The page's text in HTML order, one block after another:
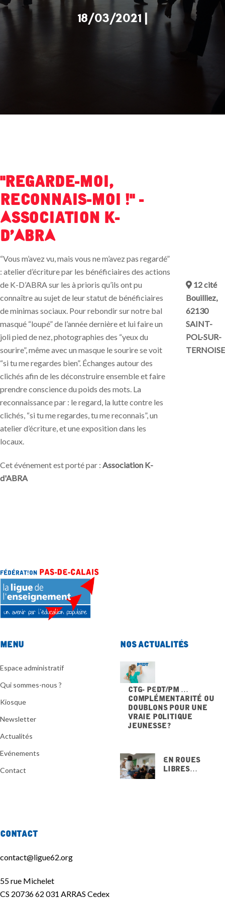
18/03/2021 |
"Regarde-moi,
reconnais-moi !" -
Association K-
d'ABRA
“Vous m’avez vu, mais vous ne m’avez pas regardé”
: atelier d’écriture par les bénéficiaires des actions
de K-D’ABRA sur les à prioris qu’ils ont pu
connaître au sujet de leur statut de bénéficiaires
de minimas sociaux. Pour rebondir sur notre bal
masqué “loupé” de l’année dernière et lui faire un
joli pied de nez, photographies des “yeux du
sourire”, même avec un masque le sourire se voit
“si tu me regardes bien”. Échanges autour des
clichés afin de les déconstruire ensemble et faire
prendre conscience du poids des mots. La
reconnaissance par : le regard, la lutte contre les
clichés, “si tu me regardes, tu me reconnais”, un
atelier d’écriture, et une exposition dans les
locaux.
Cet événement est porté par : Association K-
d'ABRA
12 cité
Bouilliez,
62130
SAINT-
POL-SUR-
TERNOISE
Menu
Espace administratif
Qui sommes-nous ?
Kiosque
Newsletter
Actualités
Evénements
Contact
Nos actualités
CTG- PEdT/PM …
Complémentarité ou
doublons pour une
vraie politique
jeunesse ?
En Roues
Libres…
Contact
contact@ligue62.org
55 rue Michelet
CS 20736 62 031 ARRAS Cedex